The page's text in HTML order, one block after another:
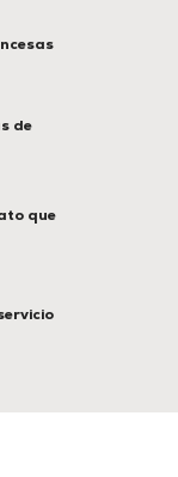
de
que